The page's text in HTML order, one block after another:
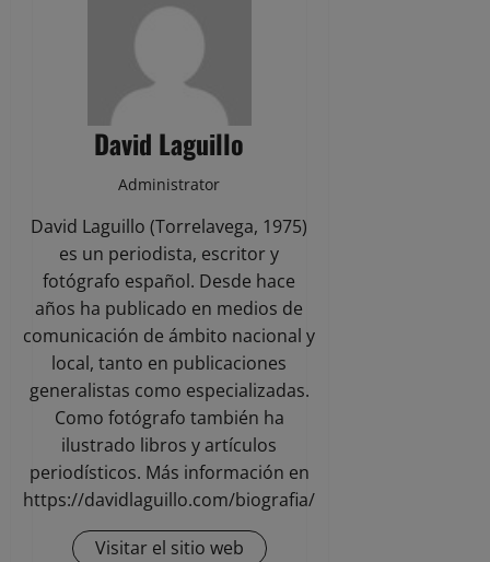
David Laguillo
Administrator
David Laguillo (Torrelavega, 1975)
es un periodista, escritor y
fotógrafo español. Desde hace
años ha publicado en medios de
comunicación de ámbito nacional y
local, tanto en publicaciones
generalistas como especializadas.
Como fotógrafo también ha
ilustrado libros y artículos
periodísticos. Más información en
https://davidlaguillo.com/biografia/
Visitar el sitio web